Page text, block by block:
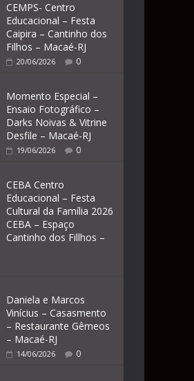
CEMPS- Centro
Educacional – Festa
Caipira – Cantinho dos
Filhos – Macaé-RJ
20/06/2026 0
Momento Especial –
Ensaio Fotográfico –
Darks Noivas & Vitrine
Desfile – Macaé-RJ
19/06/2026 0
CEBA Centro
Educacional – Festa
Cultural da Família 2026
CEBA – Espaço
Cantinho dos Fillhos –
Daniela e Marcos
Vinícius – Casasmento
– Restaurante Gêmeos
– Macaé-RJ
14/06/2026 0